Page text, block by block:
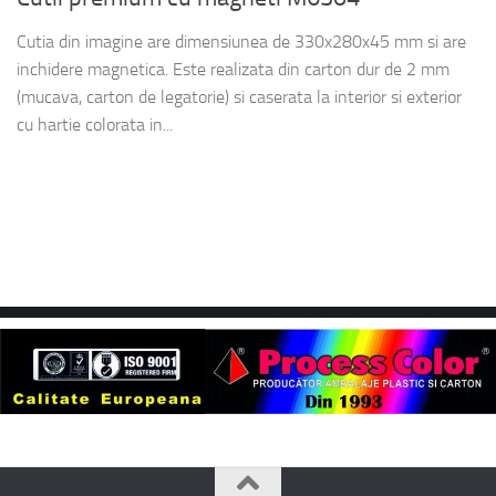
Cutia din imagine are dimensiunea de 330x280x45 mm si are
inchidere magnetica. Este realizata din carton dur de 2 mm
(mucava, carton de legatorie) si caserata la interior si exterior
cu hartie colorata in...